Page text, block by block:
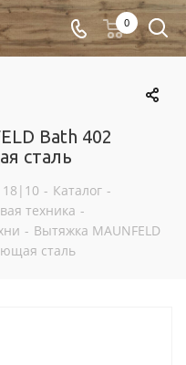
0
Bath 402
сталь
18|10 - Каталог -
техника -
- Вытяжка MAUNFELD
сталь